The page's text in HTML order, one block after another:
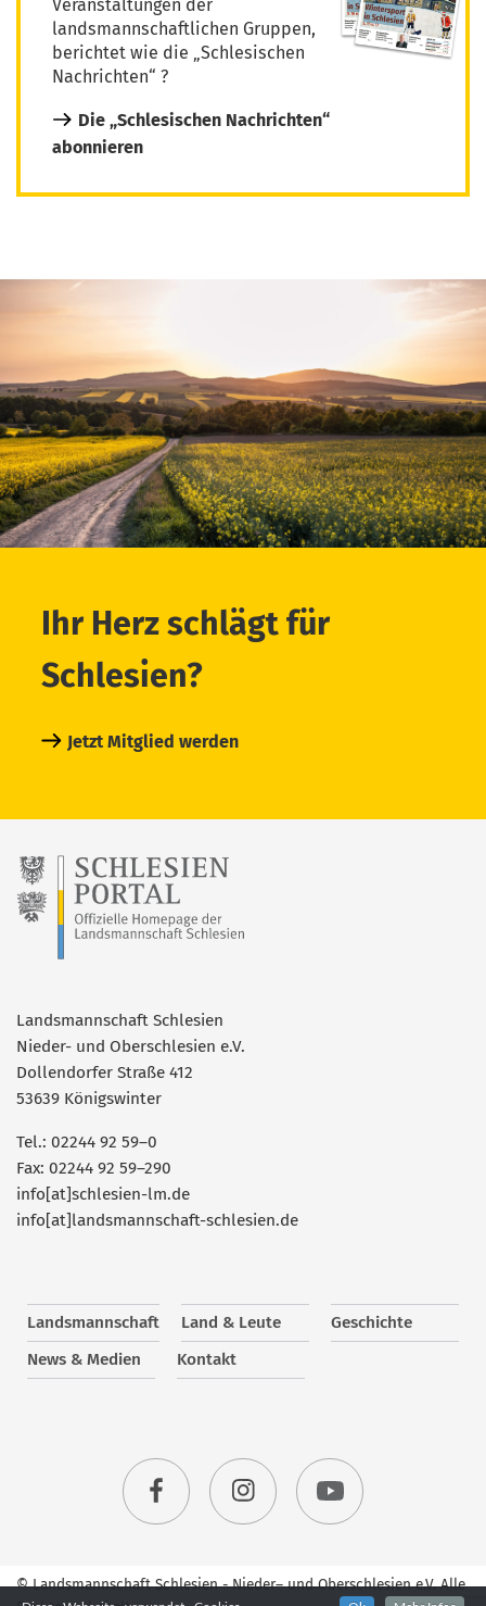
Veranstaltungen der
landsmannschaftlichen Gruppen,
berichtet wie die „Schlesischen
Nachrichten“ ?
Die „Schlesischen Nachrichten“
abonnieren
Ihr Herz schlägt für
Schlesien?
Jetzt Mitglied werden
Landsmannschaft Schlesien
Nieder- und Oberschlesien e.V.
Dollendorfer Straße 412
53639 Königswinter
Tel.: 02244 92 59–0
Fax: 02244 92 59–290
info[at]schlesien-lm.de
info[at]landsmannschaft-schlesien.de
Landsmannschaft Land & Leute
Geschichte
News & Medien
Kontakt
© Landsmannschaft Schlesien - Nieder– und Oberschlesien e.V. Alle